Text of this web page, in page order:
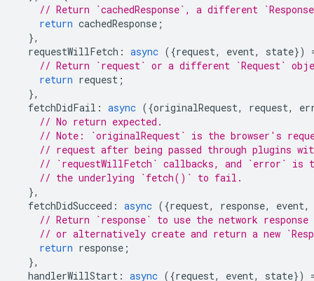
// Return `cachedResponse`, a different
return cachedResponse ;
},
requestWillFetch : async ({request, event, state})
// Return `request` or a different `Request`
return request ;
},
fetchDidFail : async ({originalRequest, request,
// No return expected.
// Note: `originalRequest` is the browser's
// request after being passed through plugins
// `requestWillFetch` callbacks, and `error` is
// the underlying `fetch()` to fail.
},
fetchDidSucceed : async ({request, response, event,
// Return `response` to use the network
// or alternatively create and return a new
return response ;
},
handlerWillStart : async ({request, event, state})